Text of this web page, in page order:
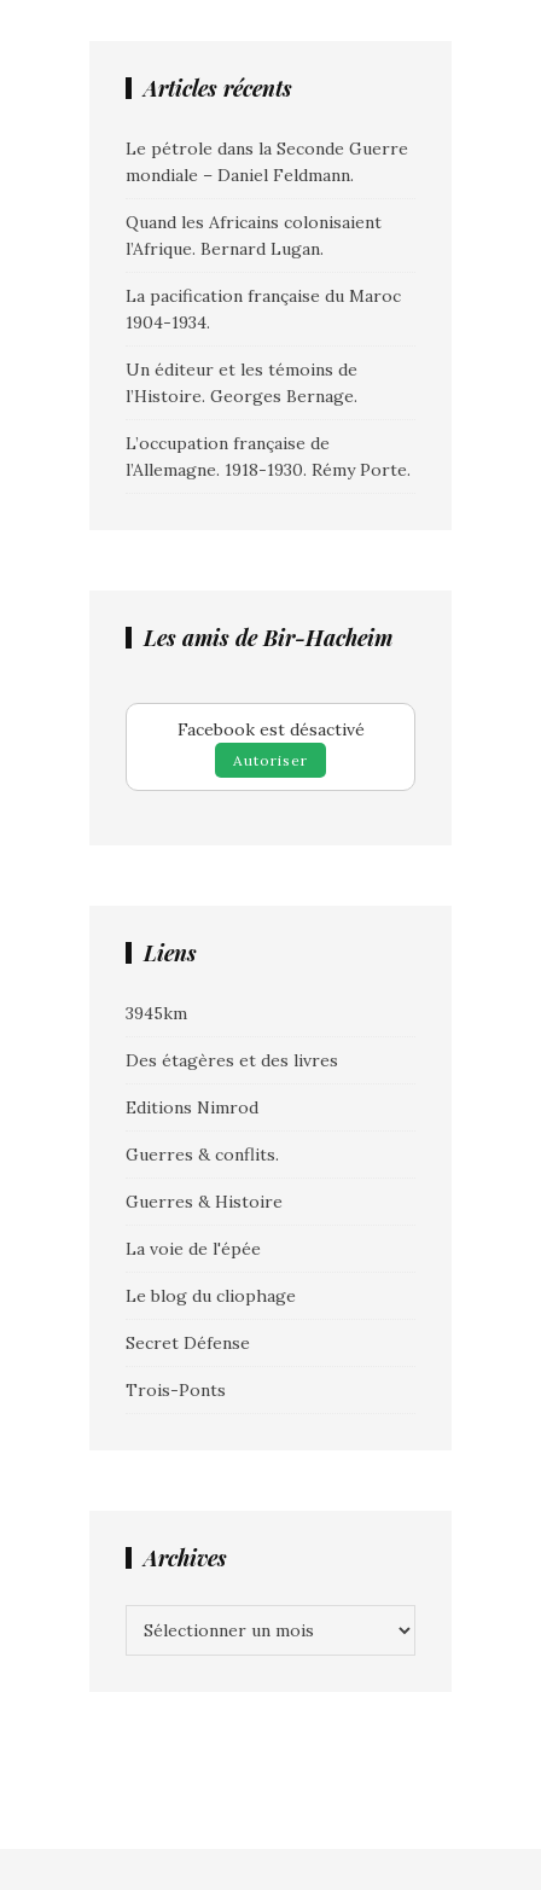
Articles récents
Le pétrole dans la Seconde Guerre
mondiale – Daniel Feldmann.
Quand les Africains colonisaient
l’Afrique. Bernard Lugan.
La pacification française du Maroc
1904-1934.
Un éditeur et les témoins de
l’Histoire. Georges Bernage.
L’occupation française de
l’Allemagne. 1918-1930. Rémy Porte.
Les amis de Bir-Hacheim
Facebook est désactivé
Autoriser
Liens
3945km
Des étagères et des livres
Editions Nimrod
Guerres & conflits.
Guerres & Histoire
La voie de l'épée
Le blog du cliophage
Secret Défense
Trois-Ponts
Archives